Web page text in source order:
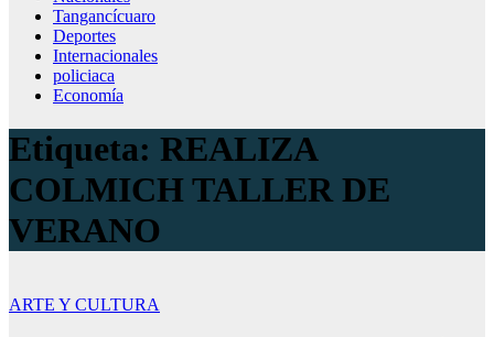
Tangancícuaro
Deportes
Internacionales
policiaca
Economía
Etiqueta: REALIZA
COLMICH TALLER DE
VERANO
ARTE Y CULTURA